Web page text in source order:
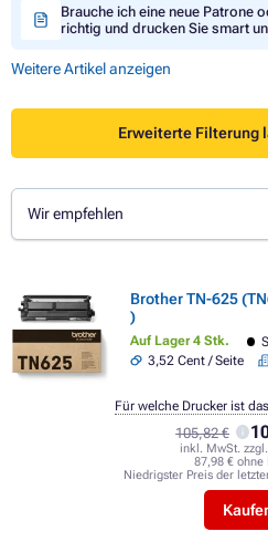
Brauche ich eine neue Patrone
richtig und drucken Sie smart
Weitere Artikel anzeigen
Erweiterte Filterung
Wir empfehlen
Brother TN-625
)
Auf Lager 4 Stk.
3,52 Cent / Seite
105,82 €
inkl. MwSt. zzgl.
87,98 € ohne
Niedrigster Preis der
Für welche Drucker ist